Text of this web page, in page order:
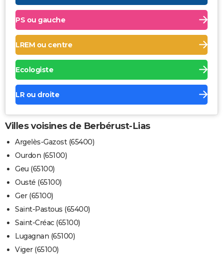
PS ou gauche
LREM ou centre
Ecologiste
LR ou droite
Villes voisines de Berbérust-Lias
Argelès-Gazost (65400)
Ourdon (65100)
Geu (65100)
Ousté (65100)
Ger (65100)
Saint-Pastous (65400)
Saint-Créac (65100)
Lugagnan (65100)
Viger (65100)